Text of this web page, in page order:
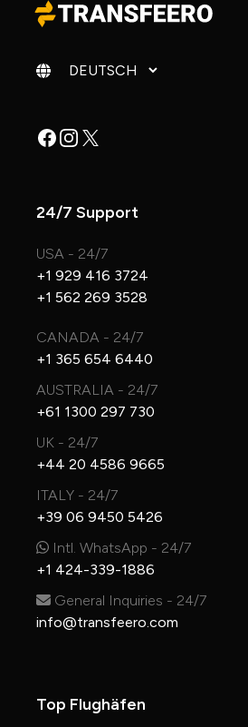
Sprache ändern
Facebook
Instagram
X
24/7 Support
USA - 24/7
+1 929 416 3724
+1 562 269 3528
CANADA - 24/7
+1 365 654 6440
AUSTRALIA - 24/7
+61 1300 297 730
UK - 24/7
+44 20 4586 9665
ITALY - 24/7
+39 06 9450 5426
Intl. WhatsApp - 24/7
+1 424-339-1886
General Inquiries - 24/7
info@transfeero.com
Top Flughäfen